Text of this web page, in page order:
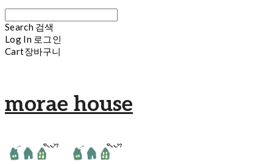
Search 검색
Log In 로그인
Cart장바구니
morae house